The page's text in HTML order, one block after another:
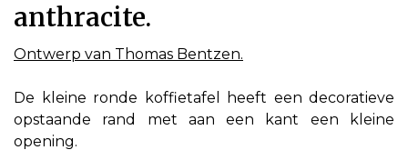
anthracite.
Ontwerp van Thomas Bentzen.
De kleine ronde koffietafel heeft een decoratieve
opstaande rand met aan een kant een kleine
opening.